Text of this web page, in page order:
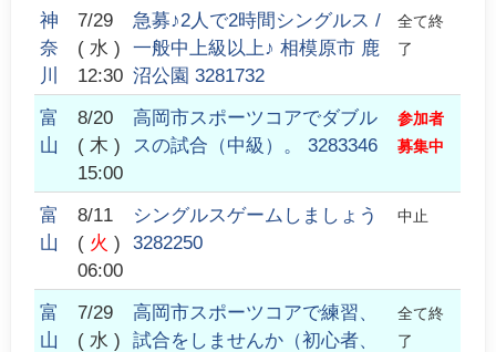
神
奈
川
7/29
( 水 )
12:30
急募♪2人で2時間シングルス /
一般中上級以上♪ 相模原市 鹿
沼公園 3281732
全て終
了
富
山
8/20
( 木 )
15:00
高岡市スポーツコアでダブル
スの試合（中級）。 3283346
参加者
募集中
富
山
8/11
( 火 )
06:00
シングルスゲームしましょう
3282250
中止
富
山
7/29
( 水 )
高岡市スポーツコアで練習、
試合をしませんか（初心者、
全て終
了